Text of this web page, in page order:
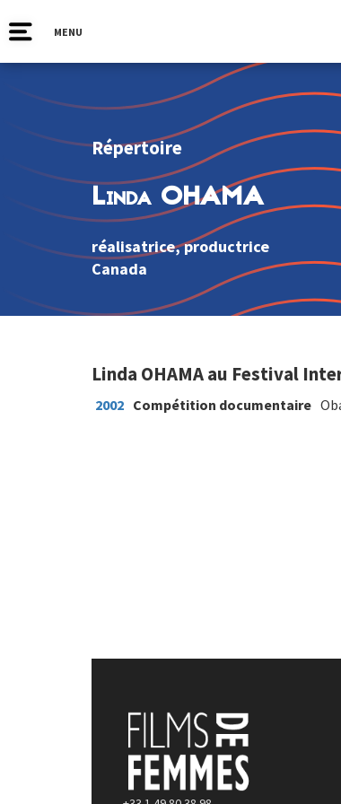
MENU
Répertoire
Linda OHAMA
réalisatrice, productrice
Canada
Linda OHAMA au Festival
2002 Compétition documentaire